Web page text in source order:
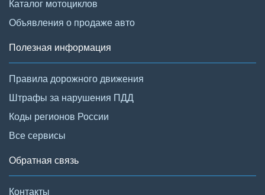
Каталог мотоциклов
Объявления о продаже авто
Полезная информация
Правила дорожного движения
Штрафы за нарушения ПДД
Коды регионов России
Все сервисы
Обратная связь
Контакты